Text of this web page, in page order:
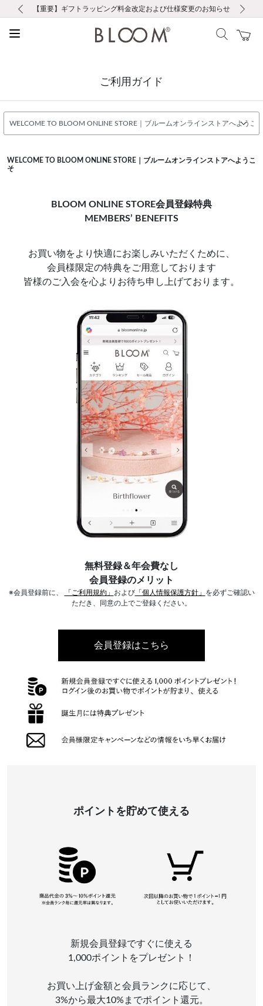
お修理・アフターサービスのご案内
【重要】令和８年熊本地震に伴う集配への影響について
【重要】ギフトラッピング料金改定および仕様変更のお知らせ
【重要】夏季休業の営業についてのご案内
税込5,500円以上で送料無料｜最短24時間以内に発送
新規会員登録で1000ポイントプレゼント！
LINE友だち登録で500円クーポンプレゼント
会員限定！レビュー投稿で100ポイントプレゼント
お修理・アフターサービスのご案内
【重要】令和８年熊本地震に伴う集配への影響について
ご利用ガイド
WELCOME TO BLOOM ONLINE STORE｜ブルームオンラインストアへようこ
そ
BLOOM ONLINE STORE会員登録特典
MEMBERS’ BENEFITS
お買い物をより快適にお楽しみいただくために、
会員様限定の特典をご用意しております
皆様のご入会を心よりお待ち申し上げております。
無料登録＆年会費なし
会員登録のメリット
※会員登録前に、 「ご利用規約」 および「個人情報保護方針」
を必ずご確認い
ただき、同意の上でご登録ください。
会員登録はこちら
ポイントを貯めて使える
新規会員登録ですぐに使える
1,000ポイントをプレゼント！
お買い上げ金額と会員ランクに応じて、
3%から最大10%までポイント還元。